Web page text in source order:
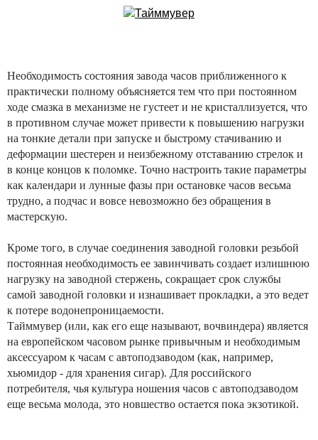
Необходимость состояния завода часов приближенного к
практически полному объясняется тем что при постоянном
ходе смазка в механизме не густеет и не кристаллизуется, что
в противном случае может привести к повышению нагрузки
на тонкие детали при запуске и быстрому стачиванию и
деформации шестерен и неизбежному отставанию стрелок и
в конце концов к поломке. Точно настроить такие параметры
как календари и лунные фазы при остановке часов весьма
трудно, а подчас и вовсе невозможно без обращения в
мастерскую.
Кроме того, в случае соединения заводной головки резьбой
постоянная необходимость ее завинчивать создает излишнюю
нагрузку на заводной стержень, сокращает срок службы
самой заводной головки и изнашивает прокладки, а это ведет
к потере водонепроницаемости.
Тайммувер (или, как его еще называют, вочвиндера) является
на европейском часовом рынке привычным и необходимым
аксессуаром к часам с автоподзаводом (как, например,
хьюмидор - для хранения сигар). Для российского
потребителя, чья культура ношения часов с автоподзаводом
еще весьма молода, это новшество остается пока экзотикой.